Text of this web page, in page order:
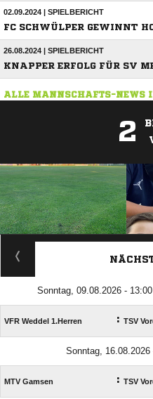
02.09.2024 | SPIELBERICHT
FC SCHWÜLPER GEWINNT
26.08.2024 | SPIELBERICHT
KNAPPER ERFOLG FÜR SV
ALLE MANNSCHAFTS-NEWS
2
Sonntag, 09.08.2026 -
VFR Weddel 1.Herren : TSV
Sonntag,
MTV Gamsen : TSV